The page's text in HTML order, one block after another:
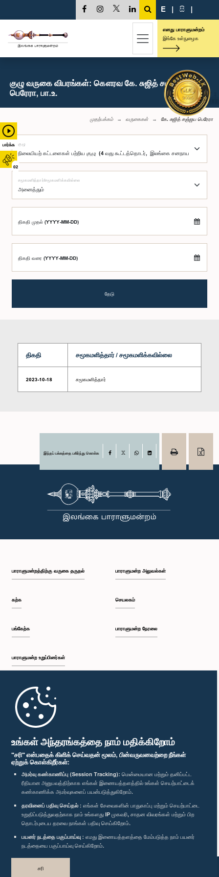
உங்கள் அந்தரங்கத்தை நாம் மதிக்கிறோம்
"சரி" என்பதைக் கிளிக் செய்வதன் மூலம், பின்வருவனவற்றை நீங்கள்
ஏற்றுக் கொள்கிறீர்கள்:
அமர்வு கண்காணிப்பு (Session Tracking): மென்மையான மற்றும் தனிப்பட்ட
ரீதியான அனுபவத்திற்காக எங்கள் இணையத்தளத்தில் உங்கள் செயற்பாட்டைக்
கண்காணிக்க அமர்வுகளைப் பயன்படுத்துகிறோம்.
தரவினைப் பதிவு செய்தல் : எங்கள் சேவைகளின் பாதுகாப்பு மற்றும் செயற்பாட்டை
உறுதிப்படுத்துவதற்காக நாம் உங்களது IP முகவரி, சாதன விவரங்கள் மற்றும் பிற
தொடர்புடைய தரவை நாங்கள் பதிவு செய்கிறோம்.
பயனர் நடத்தை பகுப்பாய்வு : எமது இணையத்தளத்தை மேம்படுத்த நாம் பயனர்
நடத்தையை பகுப்பாய்வு செய்கிறோம்.
சரி
பார்க்க
02
E | සි |
எனது பாராளுமன்றம்
இங்கே உள்நுழைக
குழு வருகை விபரங்கள்: கௌரவ கே. சுஜித் சஞ்ஜய
பெரேரா, பா.உ.
முதற்பக்கம் வருகைகள் கே. சுஜித் சஞ்ஜய பெரேரா
குழு
சமூகமளித்தார்/சமூகமளிக்கவில்லை
திகதி முதல் (YYYY-MM-DD)
திகதி வரை (YYYY-MM-DD)
தேடு
திகதி சமூகமளித்தார் / சமூகமளிக்கவில்லை
2023-10-18 சமூகமளித்தார்
இந்தப் பக்கத்தை பகிர்ந்து கொள்க Facebook
பாராளுமன்றத்திற்கு வருகை தருதல்
கற்க
பங்கேற்க
பாராளுமன்ற உறுப்பினர்கள்
முதற்பக்கம்
பாராளுமன்ற அலுவல்கள்
செயலகம்
பாராளுமன்ற நேரலை
பாராளுமன்ற கையடக்க செயலி
எம்மை பின்தொடர்க :
விருதுகள்
தனியுரிமைக் கொள்கை